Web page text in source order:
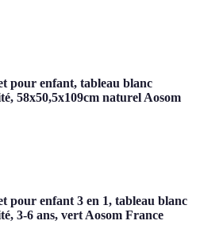
pour enfant, tableau blanc
58x50,5x109cm naturel Aosom
pour enfant 3 en 1, tableau blanc
3-6 ans, vert Aosom France